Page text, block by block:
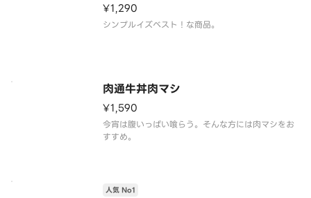
¥1,290
シンプルイズベスト！な商品。
肉通牛丼肉マシ
¥1,590
今宵は腹いっぱい喰らう。そんな方には肉マシをお
すすめ。
人気 No1